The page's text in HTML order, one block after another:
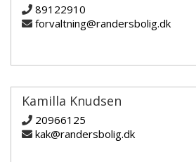
89122910
forvaltning@randersbolig.dk
Kamilla Knudsen
20966125
kak@randersbolig.dk